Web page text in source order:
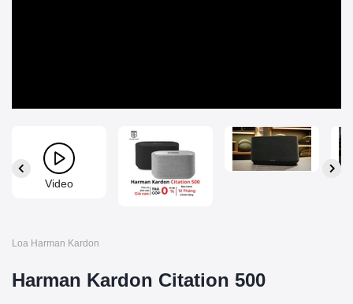
Video
Loa Harman Kardon
Harman Kardon Citation 500